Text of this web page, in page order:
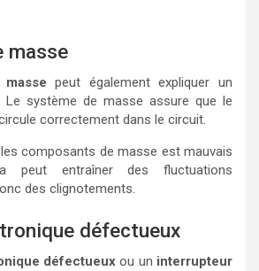
masse
peut également expliquer un
Le système de masse assure que le
correctement dans le circuit.
composants de masse est mauvais
peut entraîner des fluctuations
des clignotements.
défectueux
défectueux ou un interrupteur